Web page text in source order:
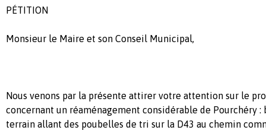
PÉTITION
Monsieur le Maire et son Conseil Municipal,
Nous venons par la présente attirer votre attention sur le
concernant un réaménagement considérable de Pourchéry :
terrain allant des poubelles de tri sur la D43 au chemin